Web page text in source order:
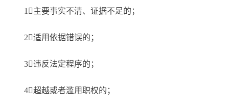
1主要事实不清、证据不足的；
2适用依据错误的；
3违反法定程序的；
4超越或者滥用职权的；